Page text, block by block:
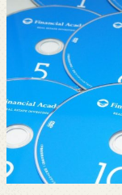
o
n
e
n